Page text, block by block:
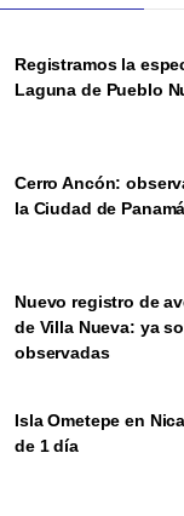
Registramos la
Laguna de Pueblo
Cerro Ancón:
la Ciudad de Panamá
Nuevo registro de
de Villa Nueva: ya
observadas
Isla Ometepe en
de 1 día